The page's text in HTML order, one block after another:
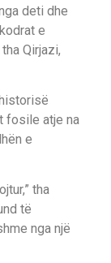
deti dhe
e
Qirjazi,
fosile atje na
e
tha
të
nga një